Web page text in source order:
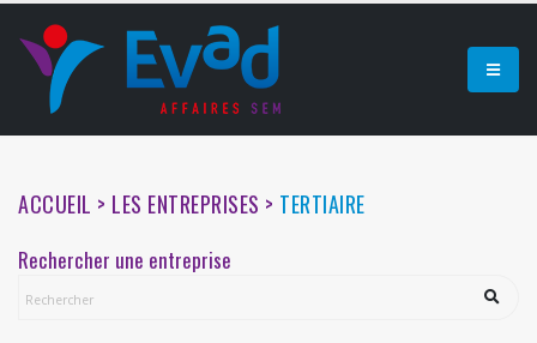
ACCUEIL > LES ENTREPRISES > TERTIAIRE
Rechercher une entreprise